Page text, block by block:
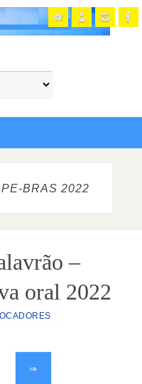
BRAS 2022
–
oral 2022
⇒